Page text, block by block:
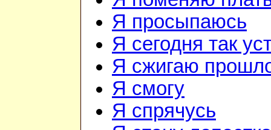
Я просыпаюсь
Я сегодня так
Я сжигаю
Я смогу
Я спрячусь